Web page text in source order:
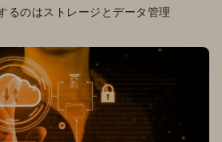
るのはストレージとデータ管理